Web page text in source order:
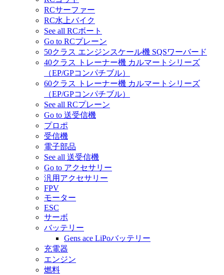
RCサーファー
RC水上バイク
See all RCボート
Go to RCプレーン
50クラス エンジンスケール機 SQSワーバード
40クラス トレーナー機 カルマートシリーズ
（EP/GPコンパチブル）
60クラス トレーナー機 カルマートシリーズ
（EP/GPコンパチブル）
See all RCプレーン
Go to 送受信機
プロポ
受信機
電子部品
See all 送受信機
Go to アクセサリー
汎用アクセサリー
FPV
モーター
ESC
サーボ
バッテリー
Gens ace LiPoバッテリー
充電器
エンジン
燃料